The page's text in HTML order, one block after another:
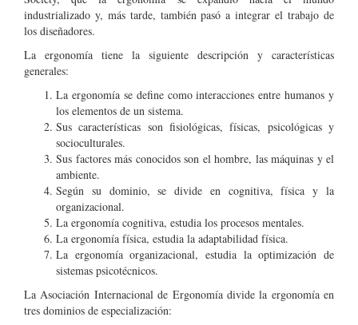
industrializado y, más tarde, también pasó a integrar el trabajo de
los diseñadores.
La ergonomía tiene la siguiente descripción y características
generales:
La ergonomía se define como interacciones entre humanos y
los elementos de un sistema.
Sus características son fisiológicas, físicas, psicológicas y
socioculturales.
Sus factores más conocidos son el hombre, las máquinas y el
ambiente.
Según su dominio, se divide en cognitiva, física y la
organizacional.
La ergonomía cognitiva, estudia los procesos mentales.
La ergonomía física, estudia la adaptabilidad física.
La ergonomía organizacional, estudia la optimización de
sistemas psicotécnicos.
La Asociación Internacional de Ergonomía divide la ergonomía en
tres dominios de especialización: